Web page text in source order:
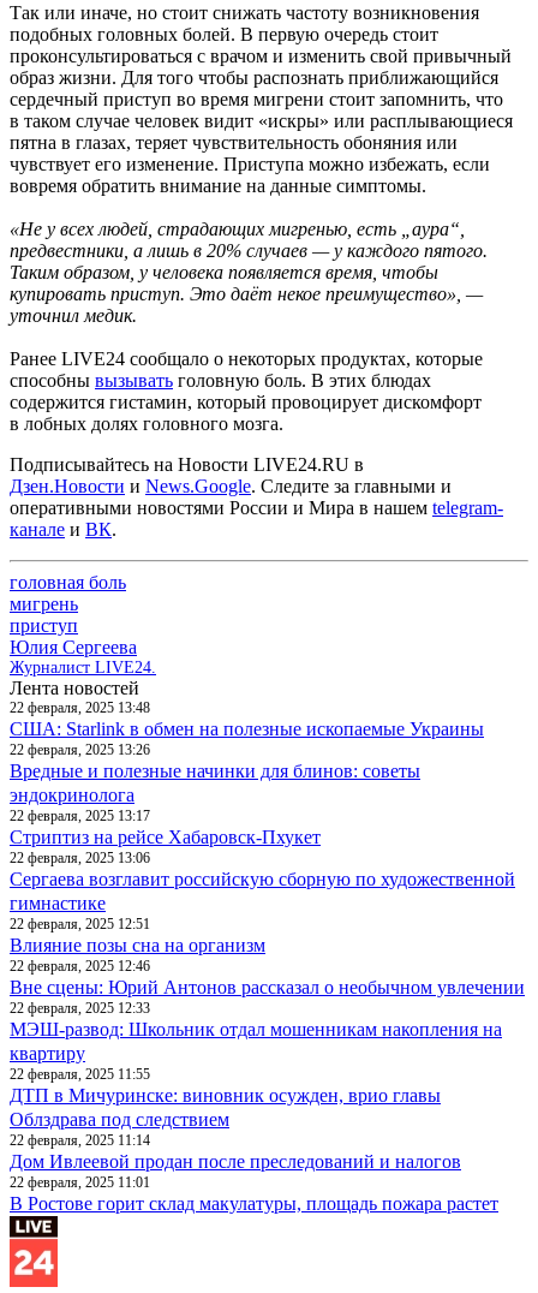
Так или иначе, но стоит снижать частоту возникновения
подобных головных болей. В первую очередь стоит
проконсультироваться с врачом и изменить свой привычный
образ жизни. Для того чтобы распознать приближающийся
сердечный приступ во время мигрени стоит запомнить, что
в таком случае человек видит «искры» или расплывающиеся
пятна в глазах, теряет чувствительность обоняния или
чувствует его изменение. Приступа можно избежать, если
вовремя обратить внимание на данные симптомы.
«Не у всех людей, страдающих мигренью, есть „аура“,
предвестники, а лишь в 20% случаев — у каждого пятого.
Таким образом, у человека появляется время, чтобы
купировать приступ. Это даёт некое преимущество», —
уточнил медик.
Ранее LIVE24 сообщало о некоторых продуктах, которые
способны вызывать головную боль. В этих блюдах
содержится гистамин, который провоцирует дискомфорт
в лобных долях головного мозга.
Подписывайтесь на Новости LIVE24.RU в
Дзен.Новости и News.Google. Следите за главными и
оперативными новостями России и Мира в нашем telegram-
канале и ВК.
головная боль
мигрень
приступ
Юлия Сергеева
Журналист LIVE24.
Лента новостей
22 февраля, 2025 13:48
США: Starlink в обмен на полезные ископаемые Украины
22 февраля, 2025 13:26
Вредные и полезные начинки для блинов: советы
эндокринолога
22 февраля, 2025 13:17
Стриптиз на рейсе Хабаровск-Пхукет
22 февраля, 2025 13:06
Сергаева возглавит российскую сборную по художественной
гимнастике
22 февраля, 2025 12:51
Влияние позы сна на организм
22 февраля, 2025 12:46
Вне сцены: Юрий Антонов рассказал о необычном увлечении
22 февраля, 2025 12:33
МЭШ-развод: Школьник отдал мошенникам накопления на
квартиру
22 февраля, 2025 11:55
ДТП в Мичуринске: виновник осужден, врио главы
Облздрава под следствием
22 февраля, 2025 11:14
Дом Ивлеевой продан после преследований и налогов
22 февраля, 2025 11:01
В Ростове горит склад макулатуры, площадь пожара растет